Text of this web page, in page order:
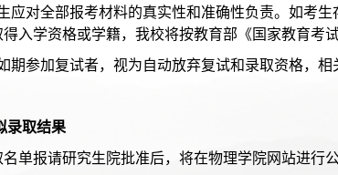
应对全部报考材料的真实性和准确性负责。如考
入学资格或学籍，我校将按教育部《国家教育考
期参加复试者，视为自动放弃复试和录取资格，相
录取结果
单报请研究生院批准后，将在物理学院网站进行公